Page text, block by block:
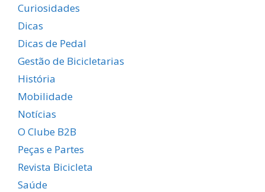
Curiosidades
Dicas
Dicas de Pedal
Gestão de Bicicletarias
História
Mobilidade
Notícias
O Clube B2B
Peças e Partes
Revista Bicicleta
Saúde